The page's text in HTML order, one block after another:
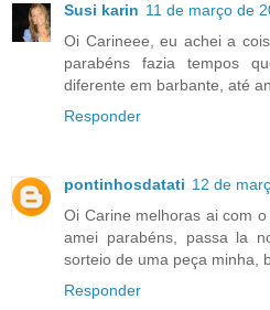
Susi karin 11 de março de
Oi Carineee, eu achei a
parabéns fazia tempos
diferente em barbante, até
Responder
pontinhosdatati 12 de
Oi Carine melhoras ai com
amei parabéns, passa la
sorteio de uma peça minha,
Responder